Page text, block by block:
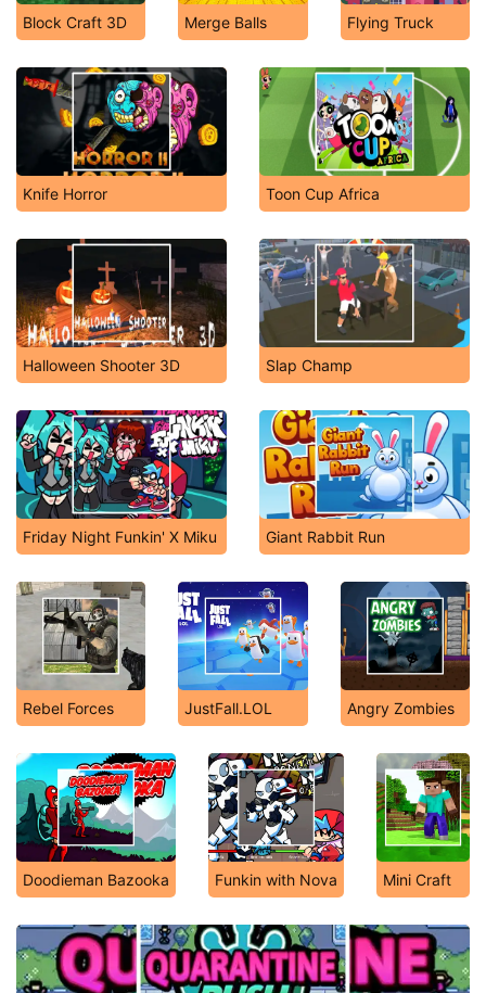
Block Craft 3D Merge Balls Flying Truck
Knife Horror Toon Cup Africa
Halloween Shooter 3D Slap Champ
Friday Night Funkin' X Miku Giant Rabbit Run
Rebel Forces JustFall.LOL Angry Zombies
Doodieman Bazooka Funkin with Nova Mini Craft